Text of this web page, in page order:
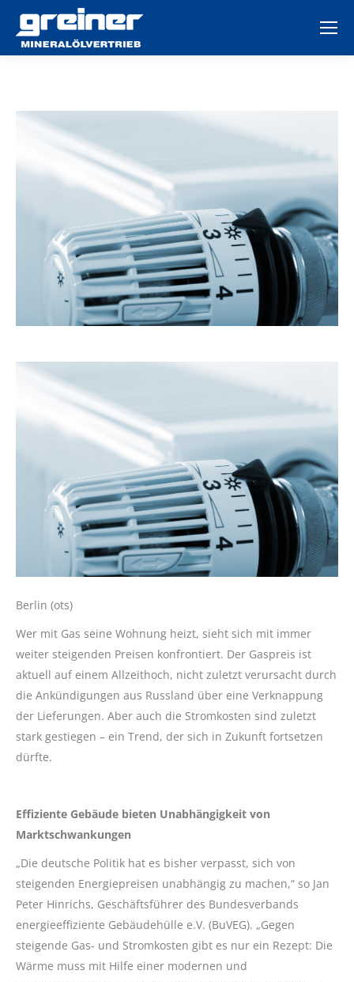
Berlin (ots)
Wer mit Gas seine Wohnung heizt, sieht sich mit immer
weiter steigenden Preisen konfrontiert. Der Gaspreis ist
aktuell auf einem Allzeithoch, nicht zuletzt verursacht durch
die Ankündigungen aus Russland über eine Verknappung
der Lieferungen. Aber auch die Stromkosten sind zuletzt
stark gestiegen – ein Trend, der sich in Zukunft fortsetzen
dürfte.
Effiziente Gebäude bieten Unabhängigkeit von
Marktschwankungen
„Die deutsche Politik hat es bisher verpasst, sich von
steigenden Energiepreisen unabhängig zu machen,“ so Jan
Peter Hinrichs, Geschäftsführer des Bundesverbands
energieeffiziente Gebäudehülle e.V. (BuVEG). „Gegen
steigende Gas- und Stromkosten gibt es nur ein Rezept: Die
Wärme muss mit Hilfe einer modernen und